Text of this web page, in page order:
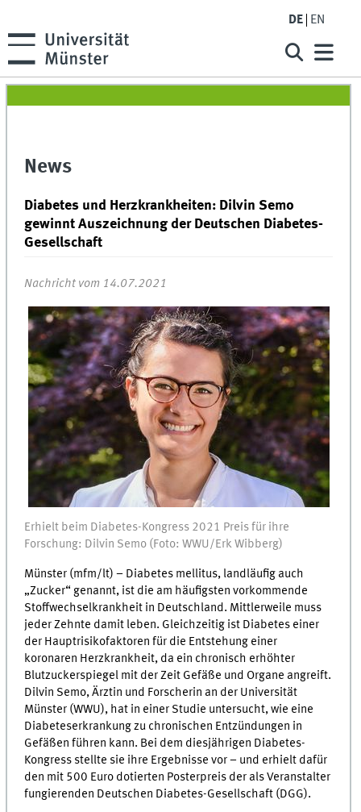
DE EN
News
Diabetes und Herzkrankheiten: Dilvin Semo
gewinnt Auszeichnung der Deutschen Diabetes-
Gesellschaft
Nachricht vom 14.07.2021
Erhielt beim Diabetes-Kongress 2021 Preis für ihre
Forschung: Dilvin Semo (Foto: WWU/Erk Wibberg)
Münster (mfm/lt) – Diabetes mellitus, landläufig auch
„Zucker“ genannt, ist die am häufigsten vorkommende
Stoffwechselkrankheit in Deutschland. Mittlerweile muss
jeder Zehnte damit leben. Gleichzeitig ist Diabetes einer
der Hauptrisikofaktoren für die Entstehung einer
koronaren Herzkrankheit, da ein chronisch erhöhter
Blutzuckerspiegel mit der Zeit Gefäße und Organe angreift.
Dilvin Semo, Ärztin und Forscherin an der Universität
Münster (WWU), hat in einer Studie untersucht, wie eine
Diabeteserkrankung zu chronischen Entzündungen in
Gefäßen führen kann. Bei dem diesjährigen Diabetes-
Kongress stellte sie ihre Ergebnisse vor – und erhielt dafür
den mit 500 Euro dotierten Posterpreis der als Veranstalter
fungierenden Deutschen Diabetes-Gesellschaft (DGG).